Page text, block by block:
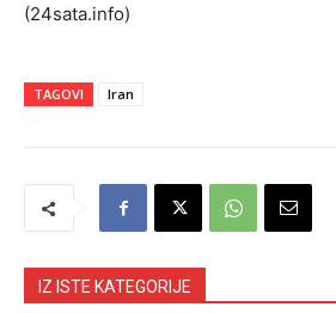
(24sata.info)
TAGOVI Iran
IZ ISTE KATEGORIJE